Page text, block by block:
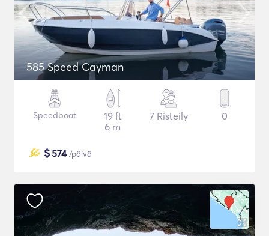
585 Speed Cayman
Speedboat
19 ft
6 m
7 Risteily 0
$574/päivä